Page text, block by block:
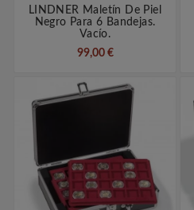
LINDNER Maletín De Piel
Negro Para 6 Bandejas.
Vacío.
99,00 €